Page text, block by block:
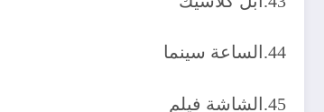
44.الساعة سينما
45.الشاشة فيلم